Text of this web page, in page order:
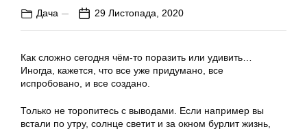
Дача 29 Листопада, 2020
Как сложно сегодня чём-то поразить или удивить…
Иногда, кажется, что все уже придумано, все
испробовано, и все создано.
Только не торопитесь с выводами. Если например вы
встали по утру, солнце светит и за окном бурлит жизнь,